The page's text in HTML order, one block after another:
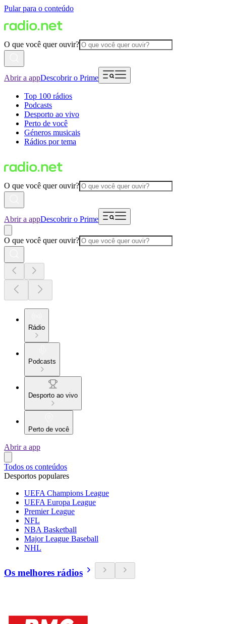
Pular para o conteúdo
O que você quer ouvir?
Abrir a appDescobrir o Prime
Top 100 rádios
Podcasts
Desporto ao vivo
Perto de você
Géneros musicais
Rádios por tema
O que você quer ouvir?
Abrir a appDescobrir o Prime
O que você quer ouvir?
Rádio
Podcasts
Desporto ao vivo
Perto de você
Abrir a app
Todos os conteúdos
Desportos populares
UEFA Champions League
UEFA Europa League
Premier League
NFL
NBA Basketball
Major League Baseball
NHL
Os melhores rádios